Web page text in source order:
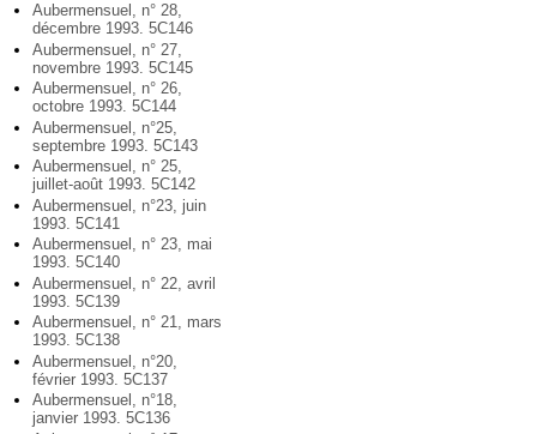
Aubermensuel, n° 28,
décembre 1993. 5C146
Aubermensuel, n° 27,
novembre 1993. 5C145
Aubermensuel, n° 26,
octobre 1993. 5C144
Aubermensuel, n°25,
septembre 1993. 5C143
Aubermensuel, n° 25,
juillet-août 1993. 5C142
Aubermensuel, n°23, juin
1993. 5C141
Aubermensuel, n° 23, mai
1993. 5C140
Aubermensuel, n° 22, avril
1993. 5C139
Aubermensuel, n° 21, mars
1993. 5C138
Aubermensuel, n°20,
février 1993. 5C137
Aubermensuel, n°18,
janvier 1993. 5C136